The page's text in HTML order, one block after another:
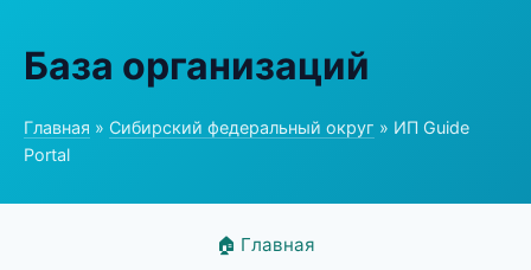
База организаций
Главная » Сибирский федеральный округ » ИП Guide
Portal
🏠 Главная